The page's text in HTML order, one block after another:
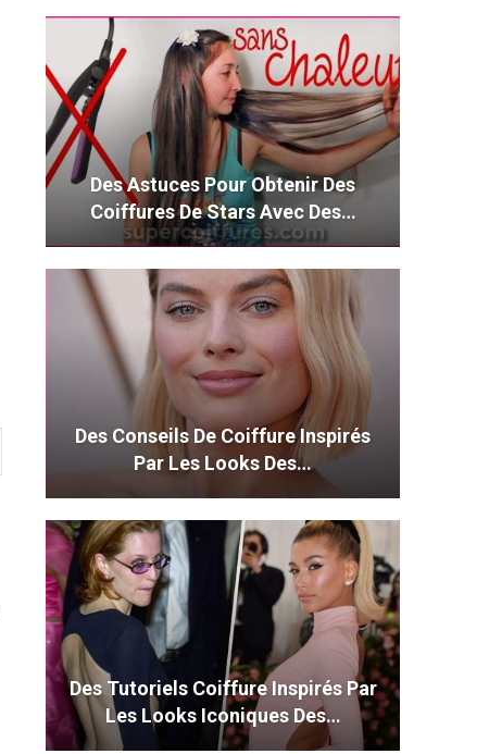
Des Astuces Pour Obtenir Des
Coiffures De Stars Avec Des…
Des Conseils De Coiffure Inspirés
Par Les Looks Des…
Des Tutoriels Coiffure Inspirés Par
Les Looks Iconiques Des…